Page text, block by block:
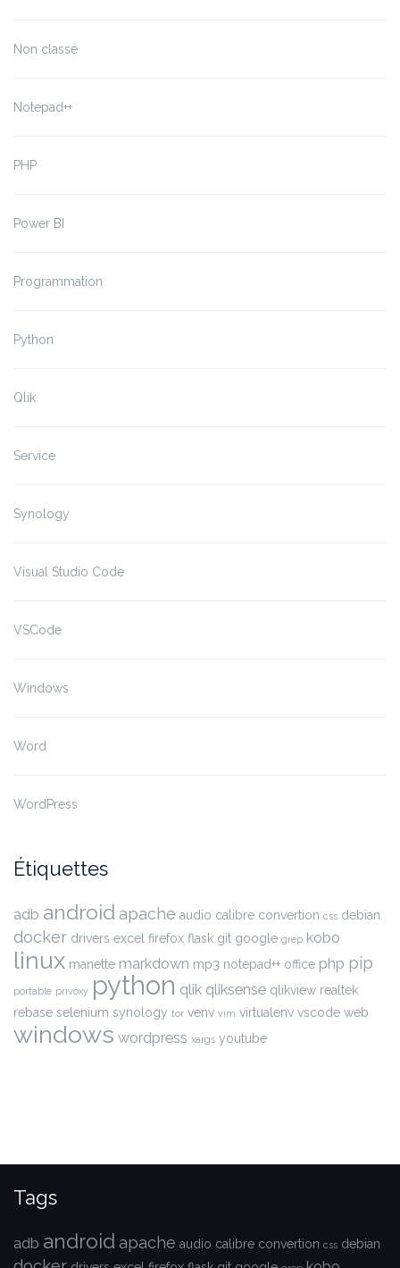
Non classé
Notepad++
PHP
Power BI
Programmation
Python
Qlik
Service
Synology
Visual Studio Code
VSCode
Windows
Word
WordPress
Étiquettes
adb android apache audio calibre convertion css debian
docker drivers excel firefox flask git google grep kobo
linux manette markdown mp3 notepad++ office php pip
portable privoxy python qlik qliksense qlikview realtek
rebase selenium synology tor venv vim virtualenv vscode web
windows wordpress xargs youtube
Tags
adb android apache audio calibre convertion css debian